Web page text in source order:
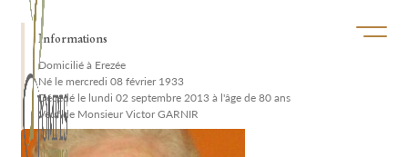
Ouvrir/
Informations
Domicilié à Erezée
Né le mercredi 08 février 1933
Décédé le lundi 02 septembre 2013 à l'âge de 80 ans
Veuf de Monsieur Victor GARNIR